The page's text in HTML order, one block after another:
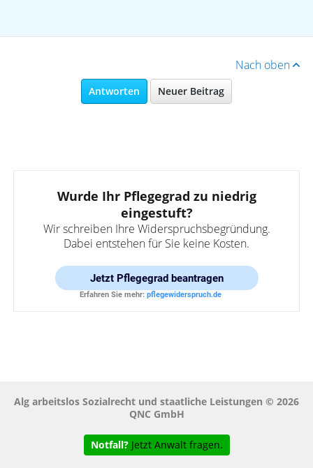
Nach oben
Antworten Neuer Beitrag
Wurde Ihr Pflegegrad zu niedrig
eingestuft?
Wir schreiben Ihre Widerspruchsbegründung.
Dabei entstehen für Sie keine Kosten.
Jetzt Pflegegrad beantragen
Erfahren Sie mehr: pflegewiderspruch.de
Alg arbeitslos Sozialrecht und staatliche Leistungen © 2026
QNC GmbH
Notfall? Jetzt Anwalt fragen.